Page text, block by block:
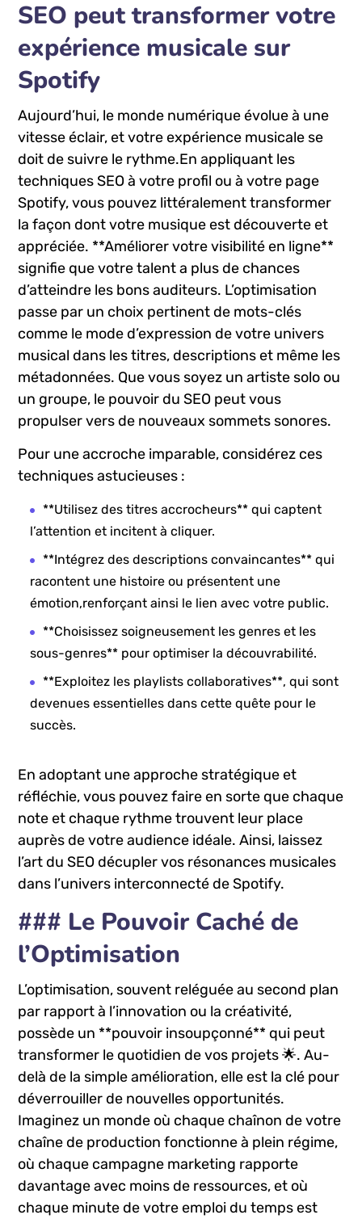
SEO peut transformer votre
expérience ⁢musicale sur⁤
Spotify
Aujourd’hui, le monde numérique évolue à une
vitesse éclair, et votre ​expérience musicale se
doit‌ de suivre le rythme.En appliquant⁤ les
techniques SEO à votre profil​ ou⁢ à votre‍ page
Spotify, vous pouvez littéralement transformer
la façon dont votre‍ musique est découverte et
‌appréciée. **Améliorer votre visibilité ⁣en ligne**
signifie que votre⁢ talent a plus⁣ de chances
d’atteindre ⁤les bons ‍auditeurs. L’optimisation
passe par un choix pertinent de mots-clés
comme ‍le mode d’expression ⁢de votre univers
musical dans les titres, descriptions et même les
métadonnées. Que vous soyez un artiste solo ou
⁤un groupe, le ‌pouvoir du SEO peut vous
propulser⁢ vers de nouveaux sommets sonores.
Pour une accroche ​imparable, considérez ces‍
techniques astucieuses :
**Utilisez des titres accrocheurs** qui captent
‌l’attention et incitent à cliquer.
**Intégrez des descriptions convaincantes** qui
racontent une⁤ histoire ou présentent une
émotion,renforçant ainsi le lien avec votre public.
**Choisissez soigneusement les genres et les
sous-genres** pour‌ optimiser la découvrabilité.
**Exploitez⁣ les playlists collaboratives**, qui ​sont
‌devenues⁣ essentielles⁤ dans cette quête pour le
succès.
En adoptant ‌une approche stratégique ⁣et
réfléchie, vous pouvez faire en sorte que chaque
note et chaque rythme trouvent leur ⁤place
auprès ⁢de votre audience idéale. Ainsi, laissez
l’art ‍du SEO décupler vos ​résonances musicales
⁤dans l’univers ​interconnecté de Spotify.
### Le Pouvoir ⁤Caché de
l’Optimisation
L’optimisation, souvent reléguée au second plan
par rapport à l’innovation ou la créativité,
possède un **pouvoir insoupçonné** qui peut
⁢transformer ‍le quotidien de vos projets⁣ 🌟. Au-
delà de la ⁢simple amélioration, elle‌ est la clé pour
déverrouiller de nouvelles opportunités.
Imaginez‍ un monde où chaque chaînon de votre
chaîne de production fonctionne à plein régime,
où chaque campagne marketing rapporte‍
davantage avec moins de ressources, et où
chaque minute​ de votre emploi du temps est